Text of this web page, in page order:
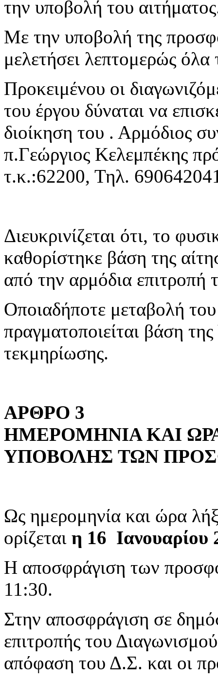
την υποβολή του
Με την υποβολή της
μελετήσει λεπτομερώς
Προκειμένου οι
του έργου δύναται να
διοίκηση του . Αρμόδιος
π.Γεώργιος Κελεμπέκης
τ.κ.:62200, Τηλ.
Διευκρινίζεται ότι, το
καθορίστηκε βάση της
από την αρμόδια
Οποιαδήποτε μεταβολή
πραγματοποιείται βάση
τεκμηρίωσης.
ΑΡΘΡΟ 3
ΗΜΕΡΟΜΗΝΙΑ ΚΑΙ
ΥΠΟΒΟΛΗΣ ΤΩΝ
Ως ημερομηνία και ώρα
ορίζεται η 16 Ιανουαρίου
H αποσφράγιση των
11:30.
Στην αποσφράγιση σε
επιτροπής του
απόφαση του Δ.Σ. και οι